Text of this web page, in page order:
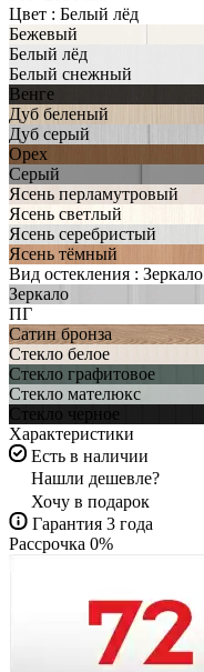
Цвет : Белый лёд
Бежевый
Белый лёд
Белый снежный
Венге
Дуб беленый
Дуб серый
Орех
Серый
Ясень перламутровый
Ясень светлый
Ясень серебристый
Ясень тёмный
Вид остекления : Зеркало
Зеркало
ПГ
Сатин бронза
Стекло белое
Стекло графитовое
Стекло мателюкс
Стекло черное
Характеристики
Есть в наличии
Нашли дешевле?
Хочу в подарок
Гарантия 3 года
Рассрочка 0%